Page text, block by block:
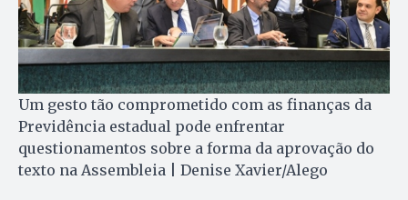
Um gesto tão comprometido com as finanças da
Previdência estadual pode enfrentar
questionamentos sobre a forma da aprovação do
texto na Assembleia | Denise Xavier/Alego